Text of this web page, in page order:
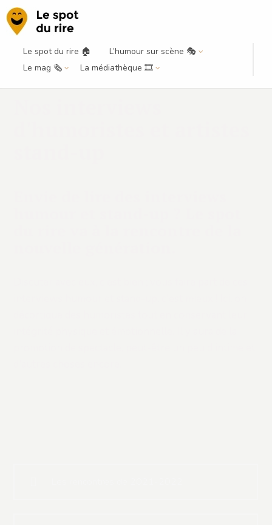
Le spot du rire 🏠
L’humour sur scène 🎭
Le mag 🗞️
La médiathèque 🎞️